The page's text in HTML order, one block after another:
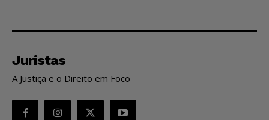
Juristas
A Justiça e o Direito em Foco